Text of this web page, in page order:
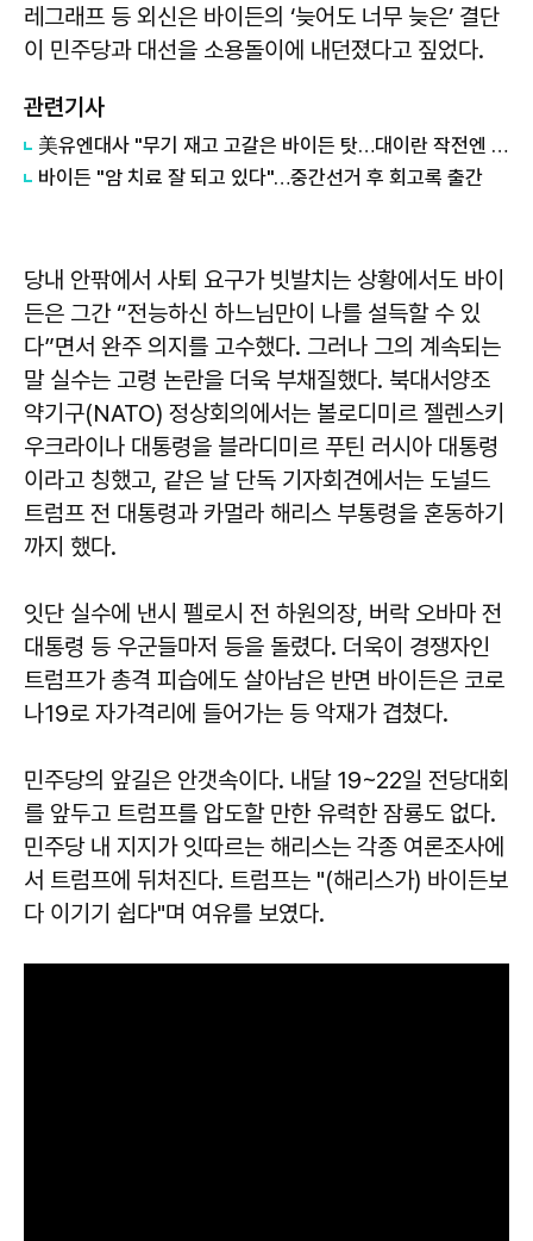
레그래프 등 외신은 바이든의 ‘늦어도 너무 늦은’ 결단
이 민주당과 대선을 소용돌이에 내던졌다고 짚었다.
관련기사
美유엔대사 "무기 재고 고갈은 바이든 탓…대이란 작전엔 문제없어"
바이든 "암 치료 잘 되고 있다"…중간선거 후 회고록 출간
당내 안팎에서 사퇴 요구가 빗발치는 상황에서도 바이
든은 그간 “전능하신 하느님만이 나를 설득할 수 있
다”면서 완주 의지를 고수했다. 그러나 그의 계속되는
말 실수는 고령 논란을 더욱 부채질했다. 북대서양조
약기구(NATO) 정상회의에서는 볼로디미르 젤렌스키
우크라이나 대통령을 블라디미르 푸틴 러시아 대통령
이라고 칭했고, 같은 날 단독 기자회견에서는 도널드
트럼프 전 대통령과 카멀라 해리스 부통령을 혼동하기
까지 했다.
잇단 실수에 낸시 펠로시 전 하원의장, 버락 오바마 전
대통령 등 우군들마저 등을 돌렸다. 더욱이 경쟁자인
트럼프가 총격 피습에도 살아남은 반면 바이든은 코로
나19로 자가격리에 들어가는 등 악재가 겹쳤다.
민주당의 앞길은 안갯속이다. 내달 19~22일 전당대회
를 앞두고 트럼프를 압도할 만한 유력한 잠룡도 없다.
민주당 내 지지가 잇따르는 해리스는 각종 여론조사에
서 트럼프에 뒤처진다. 트럼프는 "(해리스가) 바이든보
다 이기기 쉽다"며 여유를 보였다.